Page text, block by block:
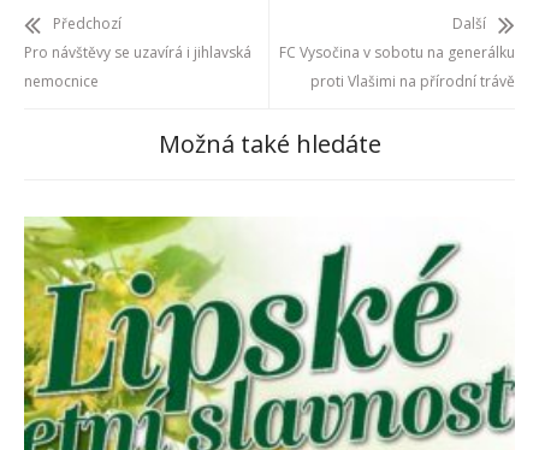
Předchozí
Pro návštěvy se uzavírá i jihlavská
nemocnice
Další
FC Vysočina v sobotu na generálku
proti Vlašimi na přírodní trávě
Možná také hledáte